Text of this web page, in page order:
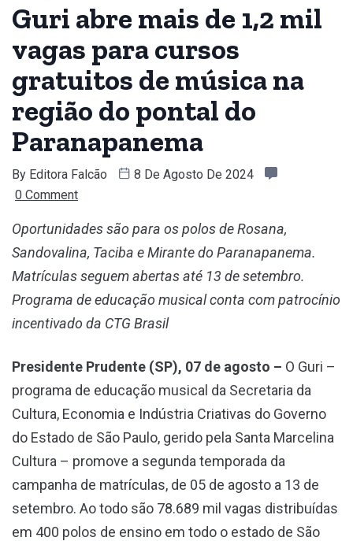
Guri abre mais de 1,2 mil
vagas para cursos
gratuitos de música na
região do pontal do
Paranapanema
By Editora Falcão
8 De Agosto De 2024
0 Comment
Oportunidades são para os polos de Rosana,
Sandovalina, Taciba e Mirante do Paranapanema.
Matrículas seguem abertas até 13 de setembro.
Programa de educação musical conta com patrocínio
incentivado da CTG Brasil
Presidente Prudente (SP), 07 de agosto – O Guri –
programa de educação musical da Secretaria da
Cultura, Economia e Indústria Criativas do Governo
do Estado de São Paulo, gerido pela Santa Marcelina
Cultura – promove a segunda temporada da
campanha de matrículas, de 05 de agosto a 13 de
setembro. Ao todo são 78.689 mil vagas distribuídas
em 400 polos de ensino em todo o estado de São